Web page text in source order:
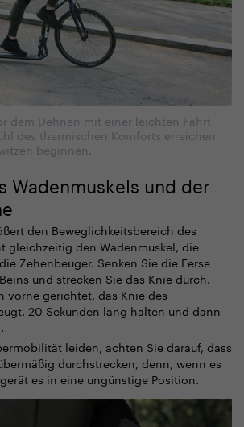
dem Dehnen mit einer leichten Fahrt
des thermischen Komforts erreichen
beginnen.
Wadenmuskels und der
den Beweglichkeitsbereich des
gleichzeitig den Wadenmuskel, die
Zehenbeuger. Senken Sie die Ferse
und strecken Sie das Knie durch.
vorne gerichtet, das Knie des
20 Sekunden lang halten und dann
leiden, achten Sie darauf, dass
durchstrecken, denn, wenn es
es in eine ungünstige Position.